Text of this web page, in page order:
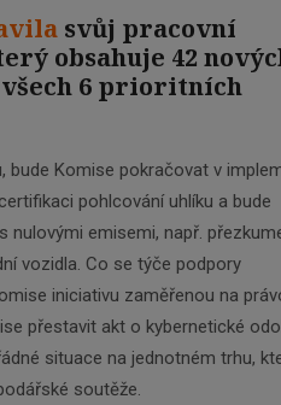
svůj pracovní
obsahuje 42
6 prioritních
bude Komise pokračovat v
pohlcování uhlíku a bude
emisemi, např.
vozidla. Co se týče podpory
iniciativu zaměřenou na
přestavit akt o kybernetické
situace na jednotném trhu,
soutěže.